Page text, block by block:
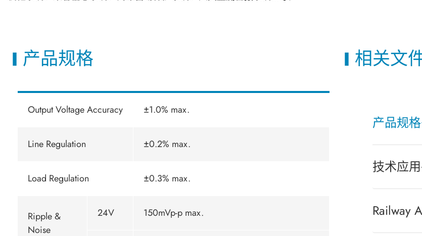
产品规格
Output Voltage Accuracy ±1.0% max.
Line Regulation ±0.2% max.
Load Regulation ±0.3% max.
Ripple &
Noise
24V 150mVp-p max.
相关文
产品规
技术应
Railway